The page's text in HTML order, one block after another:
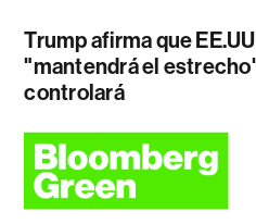
Trump afirma que
"mantendrá el
controlará